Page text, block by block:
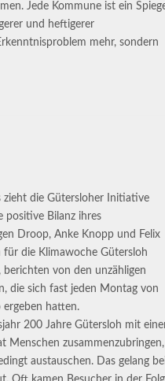
Jede Kommune ist ein
und heftigerer
mehr, sondern
mehr Tempo bei
zieht die Gütersloher Initiative
positive Bilanz ihres
Droop, Anke Knopp und Felix
für die Klimawoche Gütersloh
von den unzähligen
die sich fast jeden Montag von
hatten.
200 Jahre Gütersloh mit
Menschen zusammenzubringen,
austauschen. Das gelang